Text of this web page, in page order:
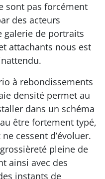
sont pas forcément
des acteurs
galerie de portraits
attachants nous est
à rebondissements
densité permet au
dans un schéma
être fortement typé,
cessent d’évoluer.
pleine de
ainsi avec des
instants de